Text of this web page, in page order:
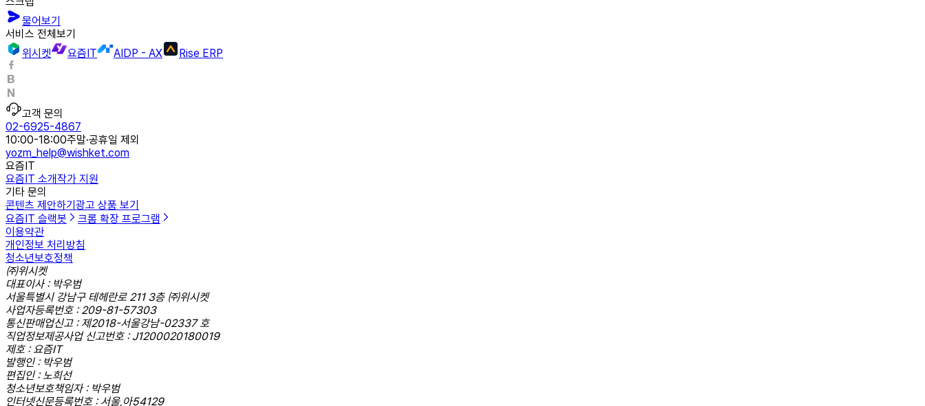
물어보기
서비스 전체보기
위시켓
요즘IT AIDP - AX Rise ERP
고객 문의
02-6925-4867
10:00-18:00주말·공휴일 제외
yozm_help@wishket.com
요즘IT
요즘IT 소개작가 지원
기타 문의
콘텐츠 제안하기 광고 상품 보기
요즘IT 슬랙봇
크롬 확장 프로그램
이용약관
개인정보 처리방침
청소년보호정책
㈜위시켓
대표이사 : 박우범
서울특별시 강남구 테헤란로 211 3층 ㈜위시켓
사업자등록번호 : 209-81-57303
통신판매업신고 : 제2018-서울강남-02337 호
직업정보제공사업 신고번호 : J1200020180019
제호 : 요즘IT
발행인 : 박우범
편집인 : 노희선
청소년보호책임자 : 박우범
인터넷신문등록번호 : 서울,아54129